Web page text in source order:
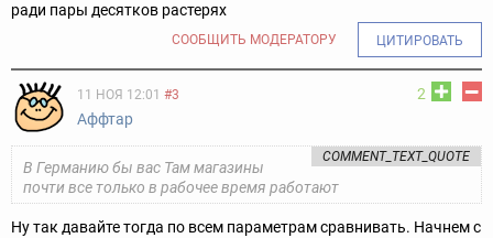
ради пары десятков растерях
СООБЩИТЬ МОДЕРАТОРУ ЦИТИРОВАТЬ
2
11 НОЯ 12:01 #3
Аффтар
COMMENT_TEXT_QUOTE
В Германию бы вас Там магазины
почти все только в рабочее время работают
Ну так давайте тогда по всем параметрам сравнивать. Начнем с